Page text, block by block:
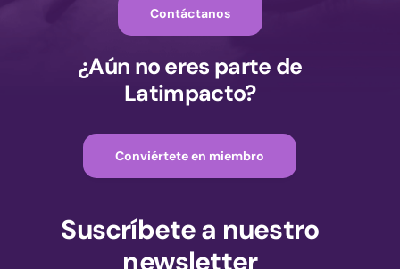
Contáctanos
¿Aún no eres parte de
Latimpacto?
Conviértete en miembro
Suscríbete a nuestro
newsletter